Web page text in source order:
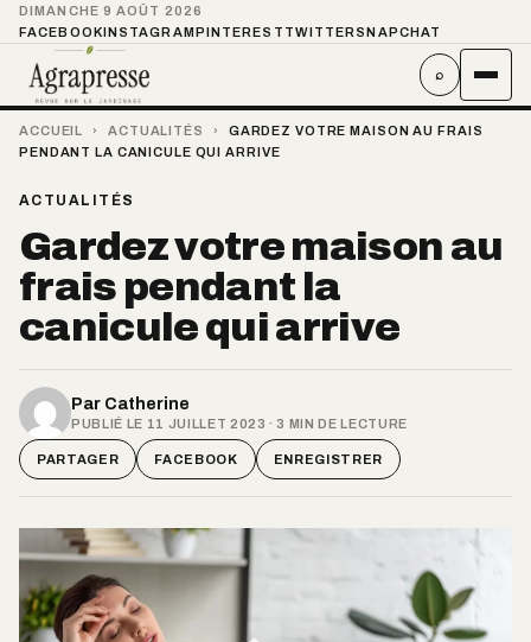
DIMANCHE 9 AOÛT 2026
FACEBOOKINSTAGRAMPINTEREST TWITTER SNAPCHAT
⌕
ACCUEIL › ACTUALITÉS ›
GARDEZ VOTRE MAISON AU FRAIS
PENDANT LA CANICULE QUI ARRIVE
ACTUALITÉS
Gardez votre maison au
frais pendant la
canicule qui arrive
Par Catherine
PUBLIÉ LE 11 JUILLET 2023 · 3 MIN DE LECTURE
PARTAGER FACEBOOK ENREGISTRER